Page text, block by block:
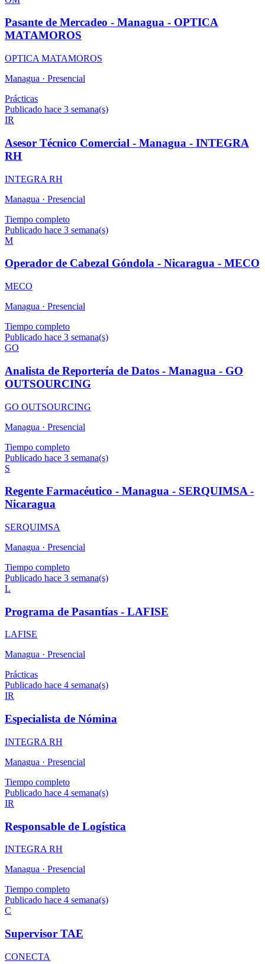
Pasante de Mercadeo - Managua - OPTICA
MATAMOROS
OPTICA MATAMOROS
Managua · Presencial
Prácticas
Publicado hace 3 semana(s)
IR
Asesor Técnico Comercial - Managua - INTEGRA
RH
INTEGRA RH
Managua · Presencial
Tiempo completo
Publicado hace 3 semana(s)
M
Operador de Cabezal Góndola - Nicaragua - MECO
MECO
Managua · Presencial
Tiempo completo
Publicado hace 3 semana(s)
GO
Analista de Reportería de Datos - Managua - GO
OUTSOURCING
GO OUTSOURCING
Managua · Presencial
Tiempo completo
Publicado hace 3 semana(s)
S
Regente Farmacéutico - Managua - SERQUIMSA -
Nicaragua
SERQUIMSA
Managua · Presencial
Tiempo completo
Publicado hace 3 semana(s)
L
Programa de Pasantías - LAFISE
LAFISE
Managua · Presencial
Prácticas
Publicado hace 4 semana(s)
IR
Especialista de Nómina
INTEGRA RH
Managua · Presencial
Tiempo completo
Publicado hace 4 semana(s)
IR
Responsable de Logística
INTEGRA RH
Managua · Presencial
Tiempo completo
Publicado hace 4 semana(s)
C
Supervisor TAE
CONECTA